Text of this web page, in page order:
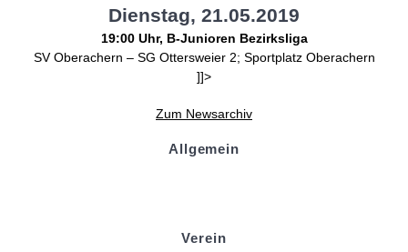
Dienstag, 21.05.2019
19:00 Uhr, B-Junioren Bezirksliga
SV Oberachern – SG Ottersweier 2; Sportplatz Oberachern
]]>
Zum Newsarchiv
Allgemein
Verein